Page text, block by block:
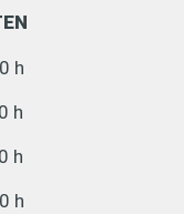
h
h
h
h